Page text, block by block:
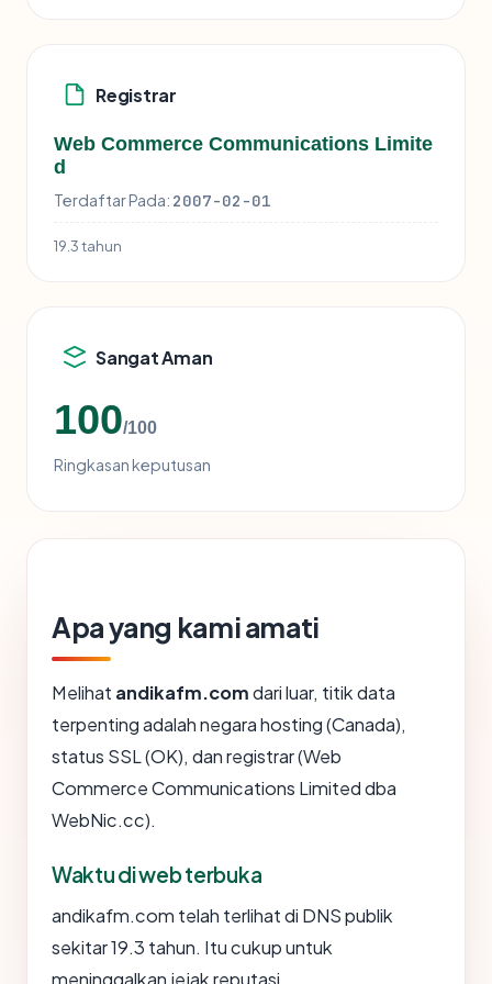
Registrar
Web Commerce Communications Limite
d
Terdaftar Pada: 2007-02-01
19.3 tahun
Sangat Aman
100/100
Ringkasan keputusan
Apa yang kami amati
Melihat andikafm.comdari luar, titik data
terpenting adalah negara hosting (Canada),
status SSL (OK), dan registrar (Web
Commerce Communications Limited dba
WebNic.cc).
Waktu di web terbuka
andikafm.com telah terlihat di DNS publik
sekitar 19.3 tahun. Itu cukup untuk